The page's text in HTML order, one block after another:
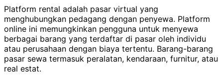
Platform rental adalah pasar virtual yang
menghubungkan pedagang dengan penyewa. Platform
online ini memungkinkan pengguna untuk menyewa
berbagai barang yang terdaftar di pasar oleh individu
atau perusahaan dengan biaya tertentu. Barang-barang
pasar sewa termasuk peralatan, kendaraan, furnitur, atau
real estat.